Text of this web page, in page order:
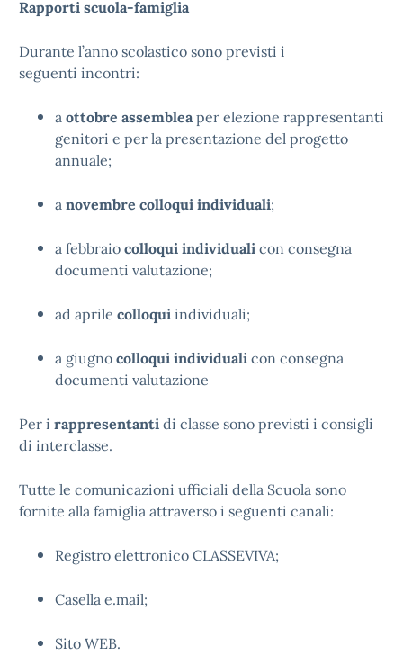
Rapporti scuola-famiglia
Durante l’anno scolastico sono previsti i
seguenti incontri:
a ottobre assembleaper elezione rappresentanti
genitori e per la presentazione del progetto
annuale;
a novembre colloqui individuali;
a febbraio colloqui individuali con consegna
documenti valutazione;
ad aprile colloqui individuali;
a giugno colloqui individuali con consegna
documenti valutazione
Per i rappresentanti di classe sono previsti i consigli
di interclasse.
Tutte le comunicazioni ufficiali della Scuola sono
fornite alla famiglia attraverso i seguenti canali:
Registro elettronico CLASSEVIVA;
Casella e.mail;
Sito WEB.